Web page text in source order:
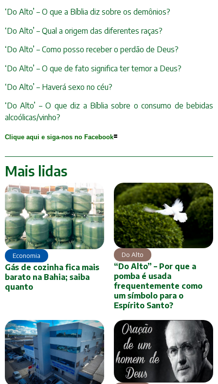
‘Do Alto’ – O que a Bíblia diz sobre os demônios?
‘Do Alto’ – Qual a origem das diferentes raças?
‘Do Alto’ – Como posso receber o perdão de Deus?
‘Do Alto’ – O que de fato significa ter temor a Deus?
‘Do Alto’ – Haverá sexo no céu?
‘Do Alto’ – O que diz a Bíblia sobre o consumo de bebidas
alcoólicas/vinho?
Clique aqui e siga-nos no Facebook=
Mais lidas
Economia
Gás de cozinha fica mais
barato na Bahia; saiba
quanto
Do Alto
“Do Alto” – Por que a
pomba é usada
frequentemente como
um símbolo para o
Espírito Santo?